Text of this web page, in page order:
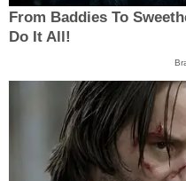
From Baddies To
Do It All!